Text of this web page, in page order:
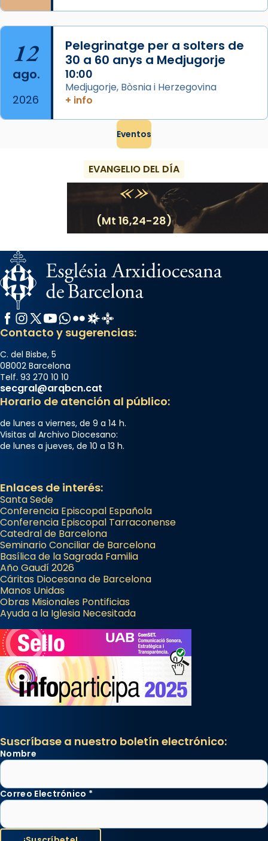
12
ago.
2026
Pelegrinatge per a solters de
30 a 60 anys a Medjugorje
10:00
Medjugorje, Bòsnia i Herzegovina
+ info
Eventos
EVANGELIO DEL DÍA
(Mt 16,24-28)
Facebook
Instagram
X / Twitter
YouTube
WhatsApp
FlickrRadio Estel
Catalunya Cristiana
Contacto y sugerencias:
C. del Bisbe, 5
08002 Barcelona
Telf. 93 270 10 10
secgral@arqbcn.cat
Horario de atención al público:
de lunes a viernes, de 9 a 14 h.
Visitas al Archivo Diocesano:
de lunes a jueves, de 10 a 13 h.
Enlaces de interés:
Santa Sede
Conferencia Episcopal Española
Conferencia Episcopal Tarraconense
Catedral de Barcelona
Seminario Conciliar de Barcelona
Basílica de la Sagrada Familia
Año Gaudí 2026
Cáritas Diocesana de Barcelona
Manos Unidas
Obras Misionales Pontificias
Ayuda a la Iglesia Necesitada
Suscríbase a nuestro boletín electrónico:
Nombre
Correo Electrónico *